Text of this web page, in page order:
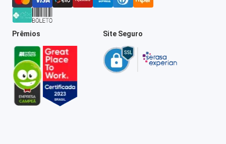
Prêmios Site Seguro